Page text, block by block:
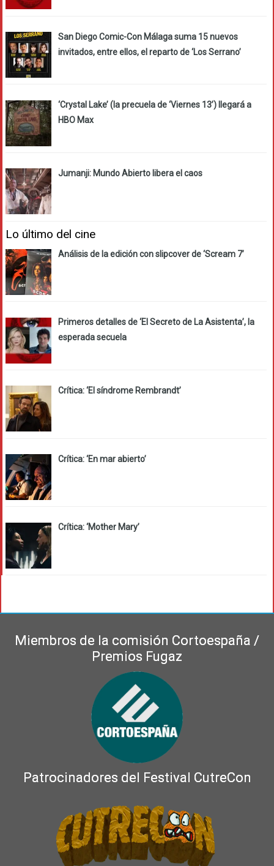
San Diego Comic-Con Málaga suma 15 nuevos
invitados, entre ellos, el reparto de ‘Los Serrano’
‘Crystal Lake’ (la precuela de ‘Viernes 13’) llegará a
HBO Max
Jumanji: Mundo Abierto libera el caos
Lo último del cine
Análisis de la edición con slipcover de ‘Scream 7’
Primeros detalles de ‘El Secreto de La Asistenta’, la
esperada secuela
Crítica: ‘El síndrome Rembrandt’
Crítica: ‘En mar abierto’
Crítica: ‘Mother Mary’
Miembros de la comisión Cortoespaña /
Premios Fugaz
Patrocinadores del Festival CutreCon